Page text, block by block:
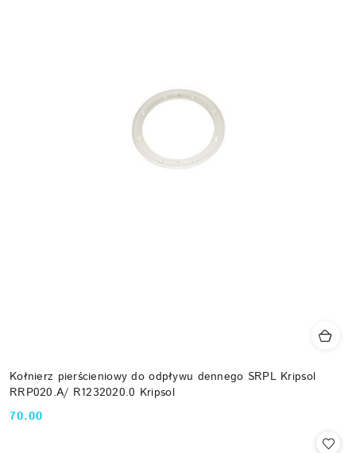
Kołnierz pierścieniowy do odpływu dennego SRPL Kripsol
RRP020.A/ R1232020.0 Kripsol
Cena:
70.00